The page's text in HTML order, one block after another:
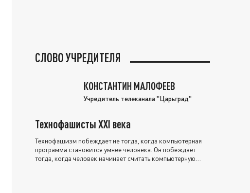
СЛОВО УЧРЕДИТЕЛЯ
КОНСТАНТИН МАЛОФЕЕВ
Учредитель телеканала "Царьград"
Технофашисты XXI века
Технофашизм побеждает не тогда, когда компьютерная
программа становится умнее человека. Он побеждает
тогда, когда человек начинает считать компьютерную